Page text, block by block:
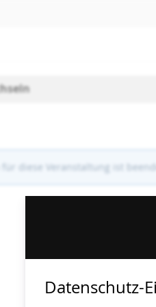
diese Veranstaltung ist
Datenschutz-